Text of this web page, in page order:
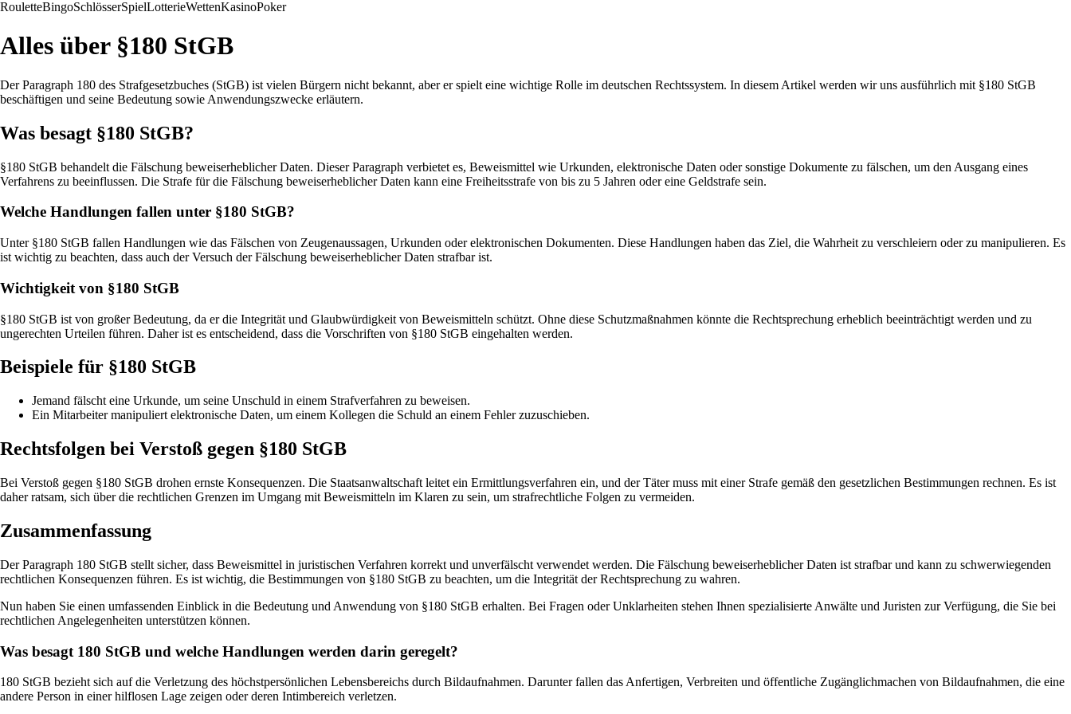
RouletteBingoSchlösserSpielLotterieWettenKasinoPoker
Alles über §180 StGB
Der Paragraph 180 des Strafgesetzbuches (StGB) ist vielen Bürgern nicht bekannt, aber er spielt eine wichtige Rolle im deutschen Rechtssystem. In diesem Artikel werden wir uns ausführlich mit §180 StGB
beschäftigen und seine Bedeutung sowie Anwendungszwecke erläutern.
Was besagt §180 StGB?
§180 StGB behandelt die Fälschung beweiserheblicher Daten. Dieser Paragraph verbietet es, Beweismittel wie Urkunden, elektronische Daten oder sonstige Dokumente zu fälschen, um den Ausgang eines
Verfahrens zu beeinflussen. Die Strafe für die Fälschung beweiserheblicher Daten kann eine Freiheitsstrafe von bis zu 5 Jahren oder eine Geldstrafe sein.
Welche Handlungen fallen unter §180 StGB?
Unter §180 StGB fallen Handlungen wie das Fälschen von Zeugenaussagen, Urkunden oder elektronischen Dokumenten. Diese Handlungen haben das Ziel, die Wahrheit zu verschleiern oder zu manipulieren. Es
ist wichtig zu beachten, dass auch der Versuch der Fälschung beweiserheblicher Daten strafbar ist.
Wichtigkeit von §180 StGB
§180 StGB ist von großer Bedeutung, da er die Integrität und Glaubwürdigkeit von Beweismitteln schützt. Ohne diese Schutzmaßnahmen könnte die Rechtsprechung erheblich beeinträchtigt werden und zu
ungerechten Urteilen führen. Daher ist es entscheidend, dass die Vorschriften von §180 StGB eingehalten werden.
Beispiele für §180 StGB
Jemand fälscht eine Urkunde, um seine Unschuld in einem Strafverfahren zu beweisen.
Ein Mitarbeiter manipuliert elektronische Daten, um einem Kollegen die Schuld an einem Fehler zuzuschieben.
Rechtsfolgen bei Verstoß gegen §180 StGB
Bei Verstoß gegen §180 StGB drohen ernste Konsequenzen. Die Staatsanwaltschaft leitet ein Ermittlungsverfahren ein, und der Täter muss mit einer Strafe gemäß den gesetzlichen Bestimmungen rechnen. Es ist
daher ratsam, sich über die rechtlichen Grenzen im Umgang mit Beweismitteln im Klaren zu sein, um strafrechtliche Folgen zu vermeiden.
Zusammenfassung
Der Paragraph 180 StGB stellt sicher, dass Beweismittel in juristischen Verfahren korrekt und unverfälscht verwendet werden. Die Fälschung beweiserheblicher Daten ist strafbar und kann zu schwerwiegenden
rechtlichen Konsequenzen führen. Es ist wichtig, die Bestimmungen von §180 StGB zu beachten, um die Integrität der Rechtsprechung zu wahren.
Nun haben Sie einen umfassenden Einblick in die Bedeutung und Anwendung von §180 StGB erhalten. Bei Fragen oder Unklarheiten stehen Ihnen spezialisierte Anwälte und Juristen zur Verfügung, die Sie bei
rechtlichen Angelegenheiten unterstützen können.
Was besagt 180 StGB und welche Handlungen werden darin geregelt?
180 StGB bezieht sich auf die Verletzung des höchstpersönlichen Lebensbereichs durch Bildaufnahmen. Darunter fallen das Anfertigen, Verbreiten und öffentliche Zugänglichmachen von Bildaufnahmen, die eine
andere Person in einer hilflosen Lage zeigen oder deren Intimbereich verletzen.